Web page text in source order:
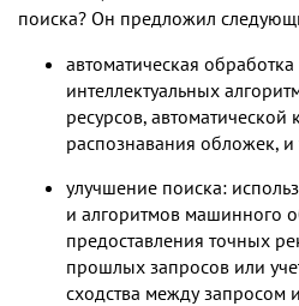
поиска? Он предложил
автоматическая
интеллектуальных
ресурсов, автоматической
распознавания обложек, и
улучшение поиска:
и алгоритмов машинного
предоставления точных
прошлых запросов или
сходства между запросом